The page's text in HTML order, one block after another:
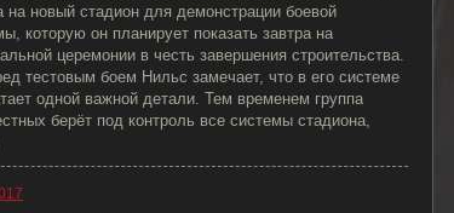
на новый стадион для демонстрации боевой
которую он планирует показать завтра на
церемонии в честь завершения строительства.
тестовым боем Нильс замечает, что в его системе
одной важной детали. Тем временем группа
берёт под контроль все системы стадиона,